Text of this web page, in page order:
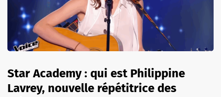
Star Academy : qui est Philippine
Lavrey, nouvelle répétitrice des